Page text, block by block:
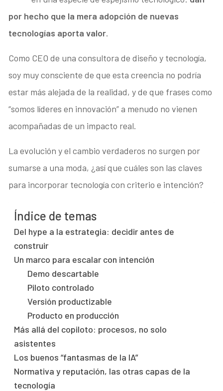
por hecho que la mera adopción de nuevas
tecnologías aporta valor.
Como CEO de una consultora de diseño y tecnología,
soy muy consciente de que esta creencia no podría
estar más alejada de la realidad, y de que frases como
“somos líderes en innovación” a menudo no vienen
acompañadas de un impacto real.
La evolución y el cambio verdaderos no surgen por
sumarse a una moda, ¿así que cuáles son las claves
para incorporar tecnología con criterio e intención?
Índice de temas
Del hype a la estrategia: decidir antes de
construir
Un marco para escalar con intención
Demo descartable
Piloto controlado
Versión productizable
Producto en producción
Más allá del copiloto: procesos, no solo
asistentes
Los buenos “fantasmas de la IA”
Normativa y reputación, las otras capas de la
tecnología